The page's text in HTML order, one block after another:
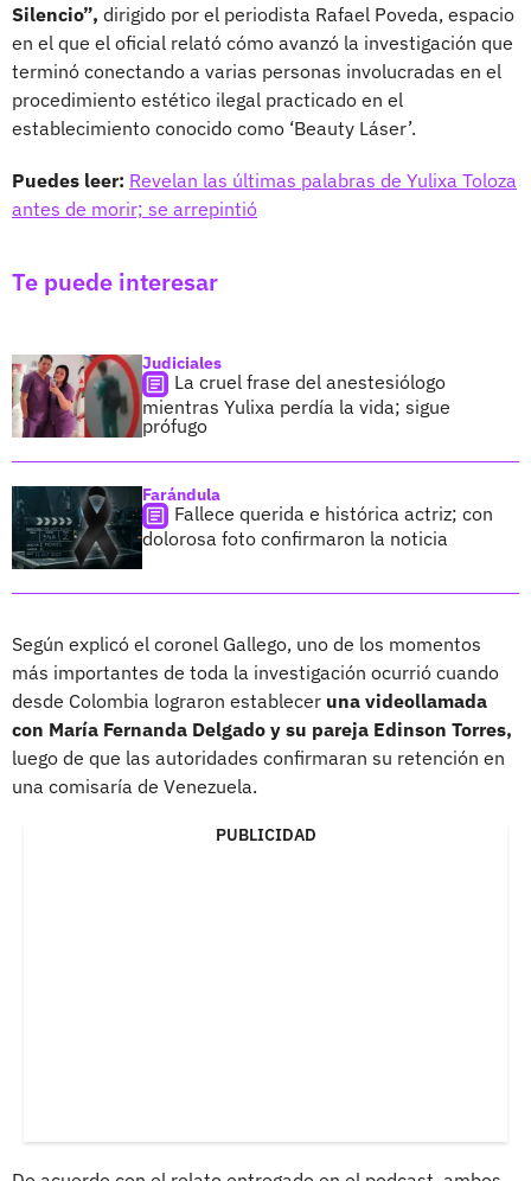
Silencio”, dirigido por el periodista Rafael Poveda, espacio
en el que el oficial relató cómo avanzó la investigación que
terminó conectando a varias personas involucradas en el
procedimiento estético ilegal practicado en el
establecimiento conocido como ‘Beauty Láser’.
Puedes leer: Revelan las últimas palabras de Yulixa Toloza
antes de morir; se arrepintió
Te puede interesar
Judiciales
La cruel frase del anestesiólogo
mientras Yulixa perdía la vida; sigue
prófugo
Farándula
Fallece querida e histórica actriz; con
dolorosa foto confirmaron la noticia
Según explicó el coronel Gallego, uno de los momentos
más importantes de toda la investigación ocurrió cuando
desde Colombia lograron establecer una videollamada
con María Fernanda Delgado y su pareja Edinson Torres,
luego de que las autoridades confirmaran su retención en
una comisaría de Venezuela.
PUBLICIDAD